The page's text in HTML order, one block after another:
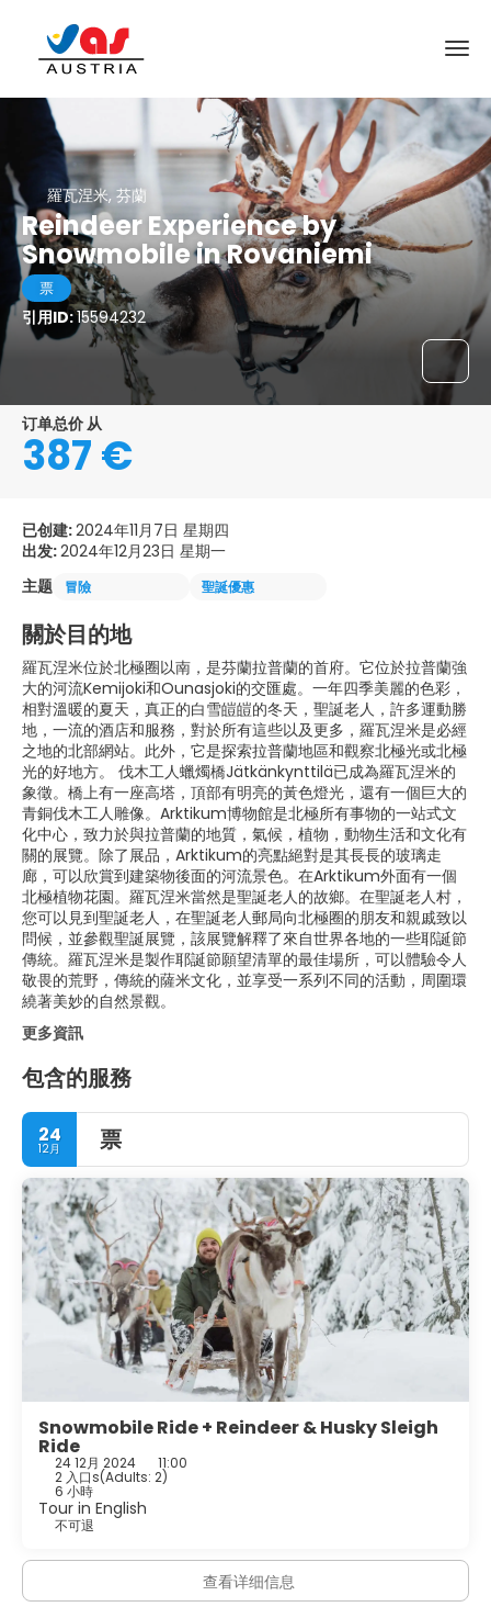
羅瓦涅米, 芬蘭
Reindeer Experience by
Snowmobile in Rovaniemi
票
引用ID:15594232
订单总价 从
387 €
已创建:2024年11月7日 星期四
出发:2024年12月23日 星期一
主题
冒險 聖誕優惠
關於目的地
羅瓦涅米位於北極圈以南，是芬蘭拉普蘭的首府。它位於拉普蘭強
大的河流Kemijoki和Ounasjoki的交匯處。一年四季美麗的色彩，
相對溫暖的夏天，真正的白雪皚皚的冬天，聖誕老人，許多運動勝
地，一流的酒店和服務，對於所有這些以及更多，羅瓦涅米是必經
之地的北部網站。此外，它是探索拉普蘭地區和觀察北極光或北極
光的好地方。 伐木工人蠟燭橋Jätkänkynttilä已成為羅瓦涅米的
象徵。橋上有一座高塔，頂部有明亮的黃色燈光，還有一個巨大的
青銅伐木工人雕像。Arktikum博物館是北極所有事物的一站式文
化中心，致力於與拉普蘭的地質，氣候，植物，動物生活和文化有
關的展覽。除了展品，Arktikum的亮點絕對是其長長的玻璃走
廊，可以欣賞到建築物後面的河流景色。在Arktikum外面有一個
北極植物花園。羅瓦涅米當然是聖誕老人的故鄉。在聖誕老人村，
您可以見到聖誕老人，在聖誕老人郵局向北極圈的朋友和親戚致以
問候，並參觀聖誕展覽，該展覽解釋了來自世界各地的一些耶誕節
傳統。羅瓦涅米是製作耶誕節願望清單的最佳場所，可以體驗令人
敬畏的荒野，傳統的薩米文化，並享受一系列不同的活動，周圍環
繞著美妙的自然景觀。
更多資訊
包含的服務
24
12月 票
Snowmobile Ride + Reindeer & Husky Sleigh
Ride
24 12月 2024 11:00
2 入口s(Adults: 2)
6 小時
Tour in English
不可退
查看详细信息